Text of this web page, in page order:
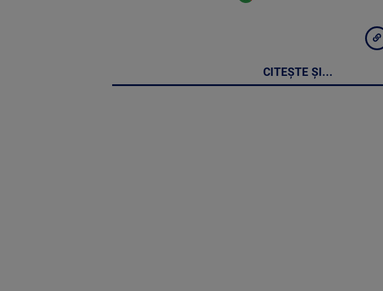
CITEȘTE ȘI...